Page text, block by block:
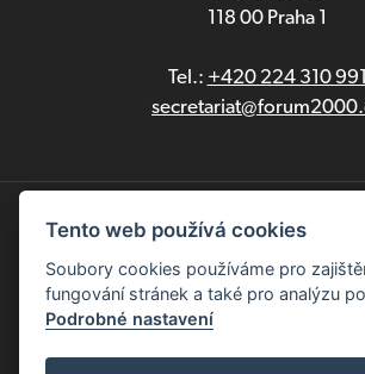
118 00 Praha 1
Tel.: +420 224 310 991
Ochrana osobních údajů
English
Tento web používá cookies
Soubory cookies používáme pro
fungování stránek a také pro analýzu
Podrobné nastavení